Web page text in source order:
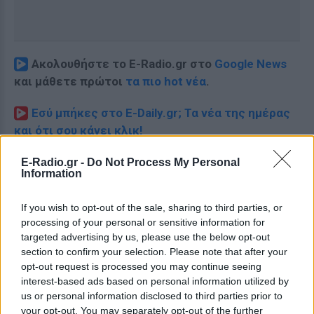
E-Radio.gr - Do Not Process My Personal
Information
If you wish to opt-out of the sale, sharing to third parties, or
processing of your personal or sensitive information for
targeted advertising by us, please use the below opt-out
section to confirm your selection. Please note that after your
opt-out request is processed you may continue seeing
interest-based ads based on personal information utilized by
us or personal information disclosed to third parties prior to
your opt-out. You may separately opt-out of the further
Ακολουθήστε το E-Radio.gr στο Google News
και μάθετε πρώτοι τα πιο hot νέα.
Εσύ μπήκες στο E-Daily.gr; Τα νέα της ημέρας
και ότι σου κάνει κλικ!
Ακολουθήστε το E-Radio.gr και στο Instagram